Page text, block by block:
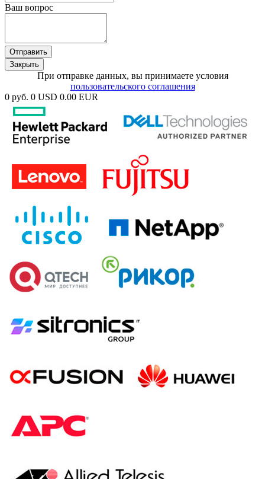
Ваш вопрос
Отправить
Закрыть
При отправке данных, вы принимаете условия
пользовательского соглашения
0 руб. 0 USD 0.00 EUR